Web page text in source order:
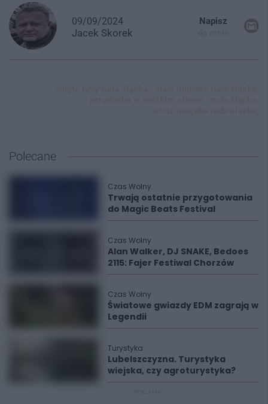
09/09/2024
Jacek Skorek
Napisz
Polecane
Czas Wolny
Trwają ostatnie przygotowania
do Magic Beats Festival
Czas Wolny
Alan Walker, DJ SNAKE, Bedoes
2115: Fajer Festiwal Chorzów
Czas Wolny
Światowe gwiazdy EDM zagrają w
Legendii
Turystyka
Lubelszczyzna. Turystyka
wiejska, czy agroturystyka?